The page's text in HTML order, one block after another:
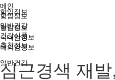
항암정보
항암정보
국내암정보
해외암정보
일반건강
메인
항암정보
일반건강
건강식품
추천정보
심근경색 재